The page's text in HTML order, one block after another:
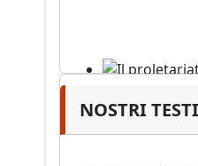
Il
guerra
NOSTRI